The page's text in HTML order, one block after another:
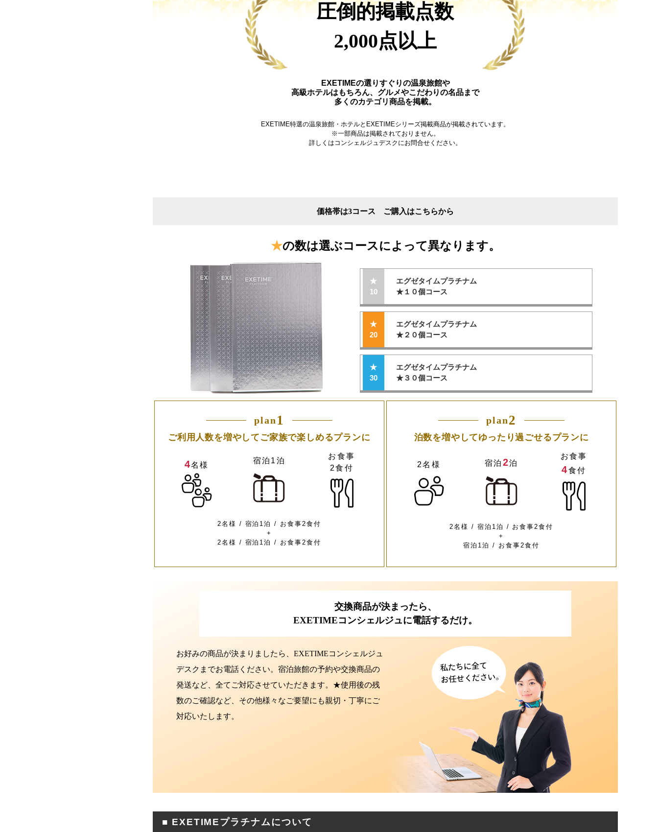
圧倒的掲載点数
2,000点以上
EXETIMEの選りすぐりの温泉旅館や
高級ホテルはもちろん、グルメやこだわりの名品まで
多くのカテゴリ商品を掲載。
EXETIME特選の温泉旅館・ホテルとEXETIMEシリーズ掲載商品が掲載されています。
※一部商品は掲載されておりません。
詳しくはコンシェルジュデスクにお問合せください。
価格帯は3コース ご購入はこちらから
★の数は選ぶコースによって異なります。
★
10
エグゼタイムプラチナム
★１０個コース
★
20
エグゼタイムプラチナム
★２０個コース
★
30
エグゼタイムプラチナム
★３０個コース
plan 1
ご利用人数を増やしてご家族で楽しめるプランに
4名様
宿泊1泊
お食事
2食付
2名様 / 宿泊1泊 / お食事2食付
+
2名様 / 宿泊1泊 / お食事2食付
plan2
泊数を増やしてゆったり過ごせるプランに
2名様 宿泊 2泊
お食事
4食付
2名様 / 宿泊1泊 / お食事2食付
+
宿泊1泊 / お食事2食付
交換商品が決まったら、
EXETIMEコンシェルジュに電話するだけ。
お好みの商品が決まりましたら、EXETIMEコンシェルジュ
デスクまでお電話ください。宿泊旅館の予約や交換商品の
発送など、全てご対応させていただきます。★使用後の残
数のご確認など、その他様々なご要望にも親切・丁寧にご
対応いたします。
■ EXETIMEプラチナムについて